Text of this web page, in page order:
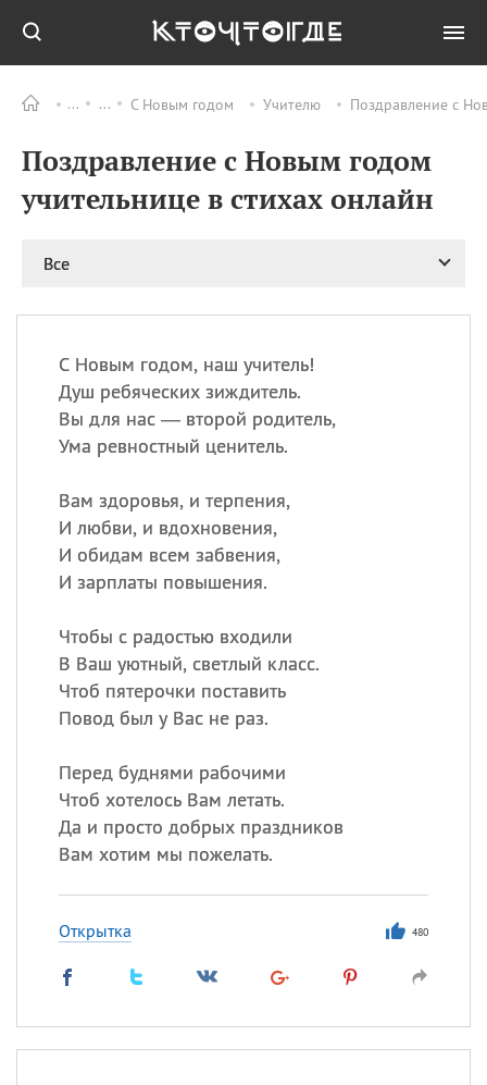
С Новым годом Учителю Поздравление с
Поздравление с Новым годом
учительнице в стихах онлайн
Все
С Новым годом, наш учитель!
Душ ребяческих зиждитель.
Вы для нас — второй родитель,
Ума ревностный ценитель.
Вам здоровья, и терпения,
И любви, и вдохновения,
И обидам всем забвения,
И зарплаты повышения.
Чтобы с радостью входили
В Ваш уютный, светлый класс.
Чтоб пятерочки поставить
Повод был у Вас не раз.
Перед буднями рабочими
Чтоб хотелось Вам летать.
Да и просто добрых праздников
Вам хотим мы пожелать.
Открытка 480
ПРАЗДНИКИ Все
06.08 Преображение
Господне у западных
христиан
Романа и Давида
День ассирийских
мучеников
07.08
маяка
ИМЕНА
Сегодня празднуют именины
Анатолий
,Еще
Посмотреть значение
происхождение